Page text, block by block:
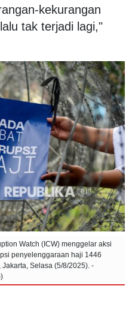
kekurangan
tak terjadi lagi,"
Watch (ICW) menggelar aksi
penyelenggaraan haji 1446
Selasa (5/8/2025). -